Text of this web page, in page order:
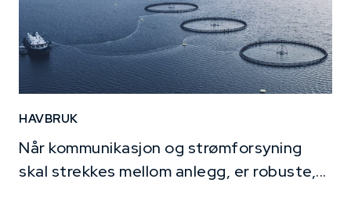
HAVBRUK
Når kommunikasjon og strømforsyning
skal strekkes mellom anlegg, er robuste,...